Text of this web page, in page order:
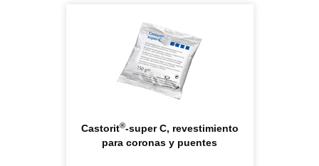
Castorit®-super C, revestimiento
para coronas y puentes